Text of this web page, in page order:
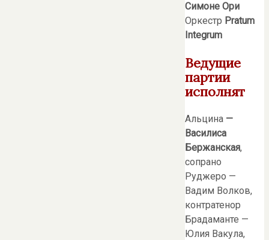
Симоне Ори
Оркестр Pratum
Integrum
Ведущие
партии
исполнят
Альцина —
Василиса
Бержанская,
сопрано
Руджеро —
Вадим Волков,
контратенор
Брадаманте —
Юлия Вакула,